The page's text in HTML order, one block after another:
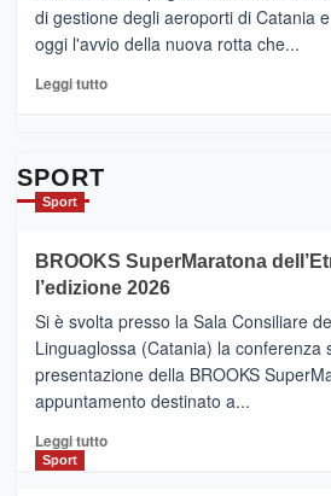
siamo
quasi….
pronti
per
di gestione degli aeroporti di Catania
oggi l'avvio della nuova rotta che...
Leggi tuttoLeggi
con
la
Al
via
i
collegamenti
SPORT
Sport
BROOKS SuperMaratona
l’edizione 2026
Si è svolta presso la Sala Consiliare
Linguaglossa (Catania) la conferenza
presentazione della BROOKS
appuntamento destinato a...
Leggi tuttoLeggi
Sport